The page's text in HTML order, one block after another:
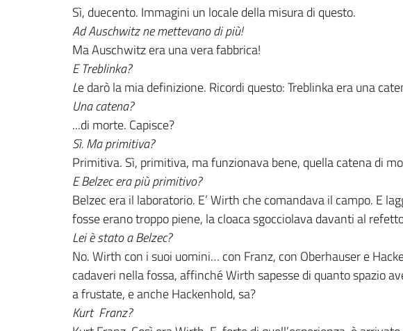
Sì, duecento. Immagini un locale della misura di questo.
Ad Auschwitz ne mettevano di più!
Ma Auschwitz era una vera fabbrica!
E Treblinka?
Le darò la mia definizione. Ricordi questo: Treblinka era una
Una catena?
...di morte. Capisce?
Sì. Ma primitiva?
Primitiva. Sì, primitiva, ma funzionava bene, quella catena di
E Belzec era più primitivo?
Belzec era il laboratorio. E’ Wirth che comandava il campo. E
fosse erano troppo piene, la cloaca sgocciolava davanti al
Lei è stato a Belzec?
No. Wirth con i suoi uomini… con Franz, con Oberhauser e
cadaveri nella fossa, affinché Wirth sapesse di quanto spazio
a frustate, e anche Hackenhold, sa?
Kurt Franz?